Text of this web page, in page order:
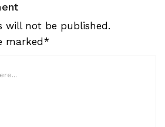
will not be published.
marked*